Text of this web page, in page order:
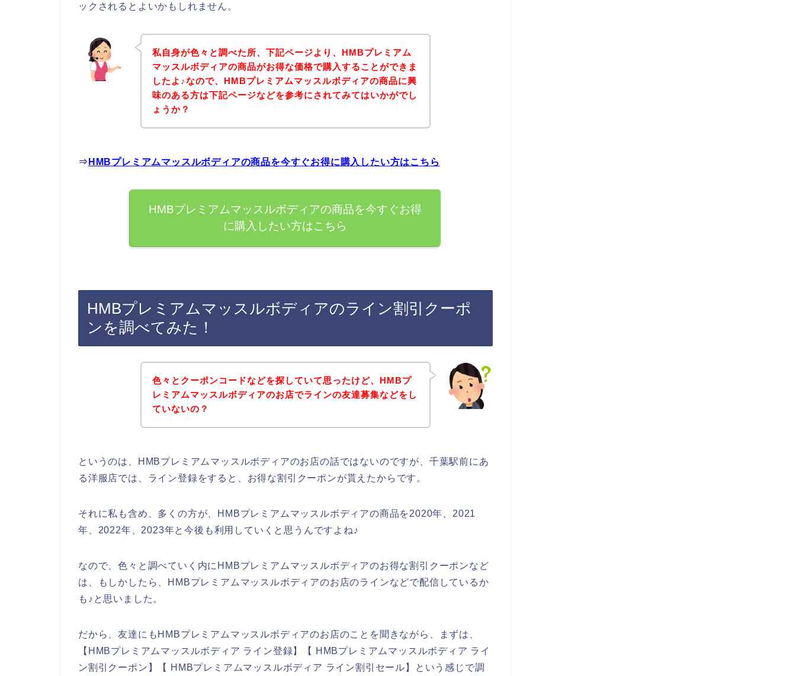
ックされるとよいかもしれません。
私自身が色々と調べた所、下記ページより、HMBプレミアム
マッスルボディアの商品がお得な価格で購入することができま
したよ♪なので、HMBプレミアムマッスルボディアの商品に興
味のある方は下記ページなどを参考にされてみてはいかがでし
ょうか？
⇒ HMBプレミアムマッスルボディアの商品を今すぐお得に購入したい方はこちら
HMBプレミアムマッスルボディアの商品を今すぐお得
に購入したい方はこちら
HMBプレミアムマッスルボディアのライン割引クーポ
ンを調べてみた！
色々とクーポンコードなどを探していて思ったけど、HMBプ
レミアムマッスルボディアのお店でラインの友達募集などをし
ていないの？
というのは、HMBプレミアムマッスルボディアのお店の話ではないのですが、千葉駅前にあ
る洋服店では、ライン登録をすると、お得な割引クーポンが貰えたからです。
それに私も含め、多くの方が、HMBプレミアムマッスルボディアの商品を2020年、2021
年、2022年、2023年と今後も利用していくと思うんですよね♪
なので、色々と調べていく内にHMBプレミアムマッスルボディアのお得な割引クーポンなど
は、もしかしたら、HMBプレミアムマッスルボディアのお店のラインなどで配信しているか
も♪と思いました。
だから、友達にもHMBプレミアムマッスルボディアのお店のことを聞きながら、まずは、
【HMBプレミアムマッスルボディア ライン登録】【 HMBプレミアムマッスルボディア ライ
ン割引クーポン】【 HMBプレミアムマッスルボディア ライン割引セール】という感じで調